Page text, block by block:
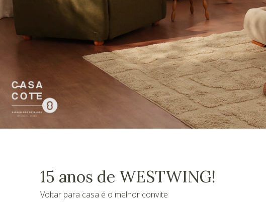
15 anos de WESTWING!
Voltar para casa é o melhor convite